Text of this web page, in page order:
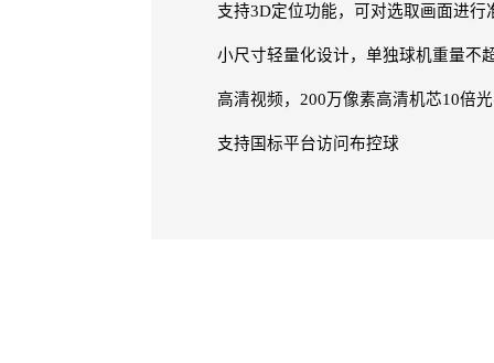
支持3D定位功能，可对选取画面进
小尺寸轻量化设计，单独球机重量不
高清视频，200万像素高清机芯10倍
支持国标平台访问布控球